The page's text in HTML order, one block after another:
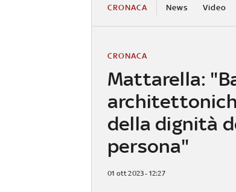
CRONACA News Video
Mattarella:
della dignità
persona"
CRONACA
01 ott 2023 - 12:27